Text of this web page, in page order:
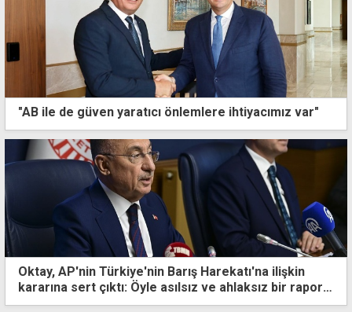
"AB ile de güven yaratıcı önlemlere ihtiyacımız var"
Oktay, AP'nin Türkiye'nin Barış Harekatı'na ilişkin
kararına sert çıktı: Öyle asılsız ve ahlaksız bir rapor
ki...